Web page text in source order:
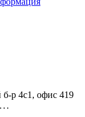
б-р 4с1, офис 419
...